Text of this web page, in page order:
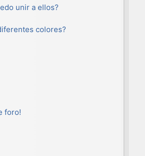
unir a ellos?
colores?
foro!